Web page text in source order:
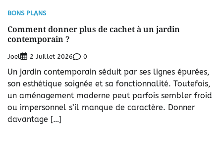
BONS PLANS
Comment donner plus de cachet à un jardin
contemporain ?
Joel 2 Juillet 2026 0
Un jardin contemporain séduit par ses lignes épurées,
son esthétique soignée et sa fonctionnalité. Toutefois,
un aménagement moderne peut parfois sembler froid
ou impersonnel s’il manque de caractère. Donner
davantage […]